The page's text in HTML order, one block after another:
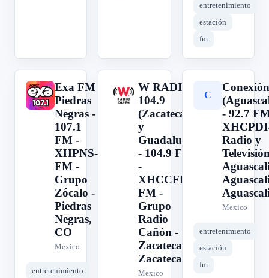
entretenimiento
estación
fm
E
Exa FM
Piedras
Negras -
107.1
FM -
XHPNS-
FM -
Grupo
Zócalo -
Piedras
Negras,
CO
Mexico
entretenimiento
W
W RADIO
104.9
(Zacatecas
y
Guadalupe)
- 104.9 FM
-
XHCCFL-
FM -
Grupo
Radio
Cañón -
Zacatecas,
Zacatecas
Mexico
C
- 92.7
Radio y
Mexico
entretenimiento
estación
fm